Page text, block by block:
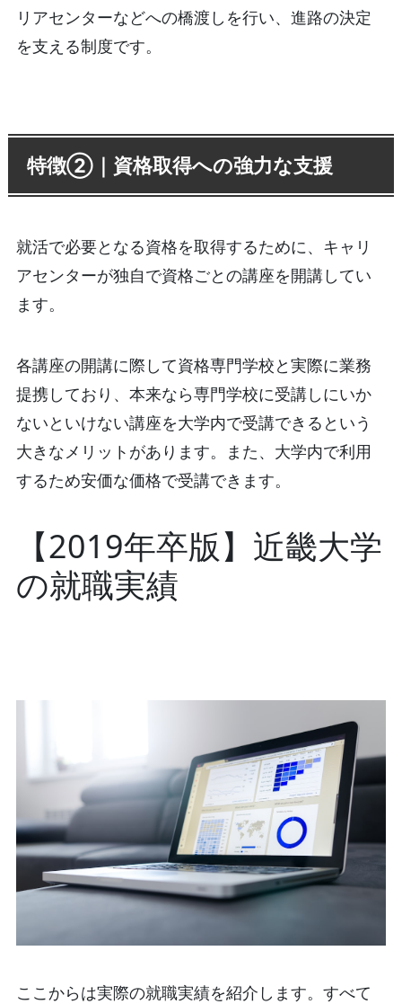
リアセンターなどへの橋渡しを行い、進路の決定
を支える制度です。
特徴②｜資格取得への強力な支援
就活で必要となる資格を取得するために、キャリ
アセンターが独自で資格ごとの講座を開講してい
ます。
各講座の開講に際して資格専門学校と実際に業務
提携しており、本来なら専門学校に受講しにいか
ないといけない講座を大学内で受講できるという
大きなメリットがあります。また、大学内で利用
するため安価な価格で受講できます。
【2019年卒版】近畿大学
の就職実績
ここからは実際の就職実績を紹介します。すべて